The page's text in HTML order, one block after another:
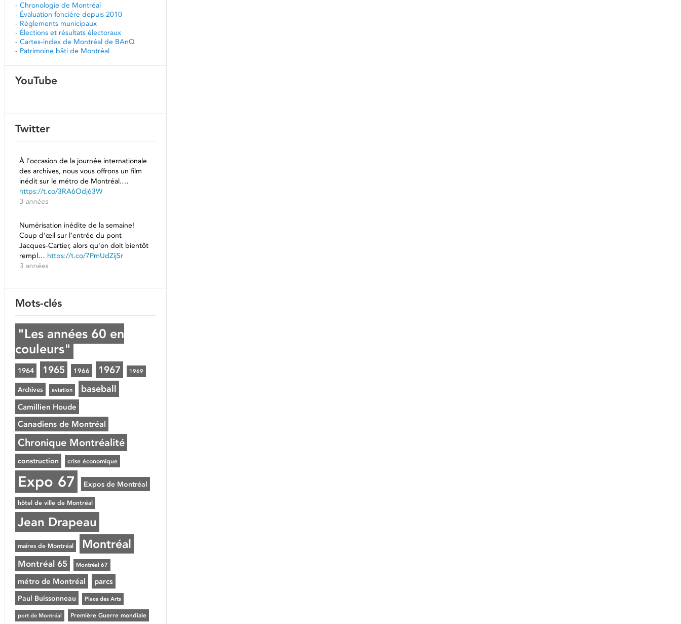
- Chronologie de Montréal
- Évaluation foncière depuis 2010
- Règlements municipaux
- Élections et résultats électoraux
- Cartes-index de Montréal de BAnQ
- Patrimoine bâti de Montréal
YouTube
Twitter
À l'occasion de la journée internationale
des archives, nous vous offrons un film
inédit sur le métro de Montréal.…
https://t.co/3RA6Odj63W
3 années
Numérisation inédite de la semaine!
Coup d’œil sur l’entrée du pont
Jacques-Cartier, alors qu'on doit bientôt
rempl… https://t.co/7PmUdZijSr
3 années
Mots-clés
"Les années 60 en
couleurs"
1964 1965 1966 1967 1969
Archives aviation baseball
Camillien Houde
Canadiens de Montréal
Chronique Montréalité
construction crise économique
Expo 67 Expos de Montréal
hôtel de ville de Montréal
Jean Drapeau
maires de Montréal Montréal
Montréal 65 Montréal 67
métro de Montréal parcs
Paul Buissonneau Place des Arts
port de Montréal Première Guerre mondiale